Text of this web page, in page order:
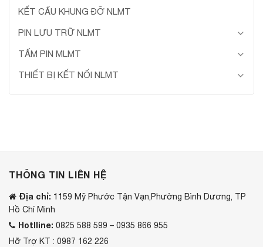
KẾT CẤU KHUNG ĐỠ NLMT
PIN LƯU TRỮ NLMT
TẤM PIN MLMT
THIẾT BỊ KẾT NỐI NLMT
THÔNG TIN LIÊN HỆ
Địa chỉ: 1159 Mỹ Phước Tận Vạn,Phường Bình Dương, TP
Hồ Chí Minh
Hotlline: 0825 588 599 – 0935 866 955
Hỡ Trợ KT : 0987 162 226